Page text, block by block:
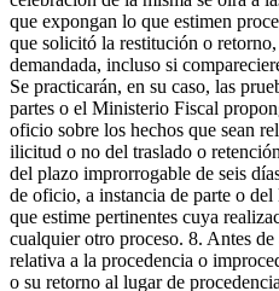
que expongan lo que estimen
que solicitó la restitución o
demandada, incluso si
Se practicarán, en su caso, las
partes o el Ministerio Fiscal
oficio sobre los hechos que sean
ilicitud o no del traslado o
del plazo improrrogable de seis
de oficio, a instancia de parte o
que estime pertinentes cuya
cualquier otro proceso. 8. Antes
relativa a la procedencia o
o su retorno al lugar de